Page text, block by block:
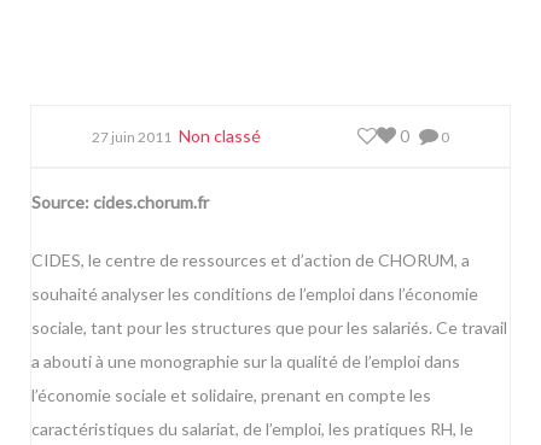
27 juin 2011 Non classé 0
0
Source: cides.chorum.fr
CIDES, le centre de ressources et d’action de CHORUM, a
souhaité analyser les conditions de l’emploi dans l’économie
sociale, tant pour les structures que pour les salariés. Ce travail
a abouti à une monographie sur la qualité de l’emploi dans
l’économie sociale et solidaire, prenant en compte les
caractéristiques du salariat, de l’emploi, les pratiques RH, le